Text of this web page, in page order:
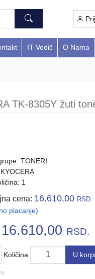
IT Vodič O Nama
TK-8305Y žuti
TONERI
KYOCERA
1
cena: 16.610,00 RSD.
placanje)
16.610,00 RSD.
Količina U